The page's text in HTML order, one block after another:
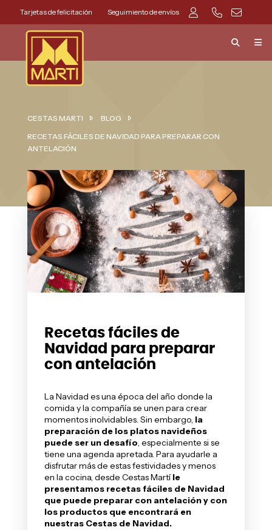
Tarjetas de felicitación Seguimiento de envíos
CESTAS MARTI
BLOG
RECETAS FÁCILES DE NAVIDAD PARA PREPARAR CON
ANTELACIÓN
Recetas fáciles de
Navidad para preparar
con antelación
La Navidad es una época del año donde la
comida y la compañía se unen para crear
momentos inolvidables. Sin embargo, la
preparación de los platos navideños
puede ser un desafío, especialmente si se
tiene una agenda apretada. Para ayudarle a
disfrutar más de estas festividades y menos
en la cocina, desdeCestas Martíle
presentamos recetas fáciles de Navidad
que puede preparar con antelación y con
los productos que encontrará en
nuestras Cestas de Navidad.